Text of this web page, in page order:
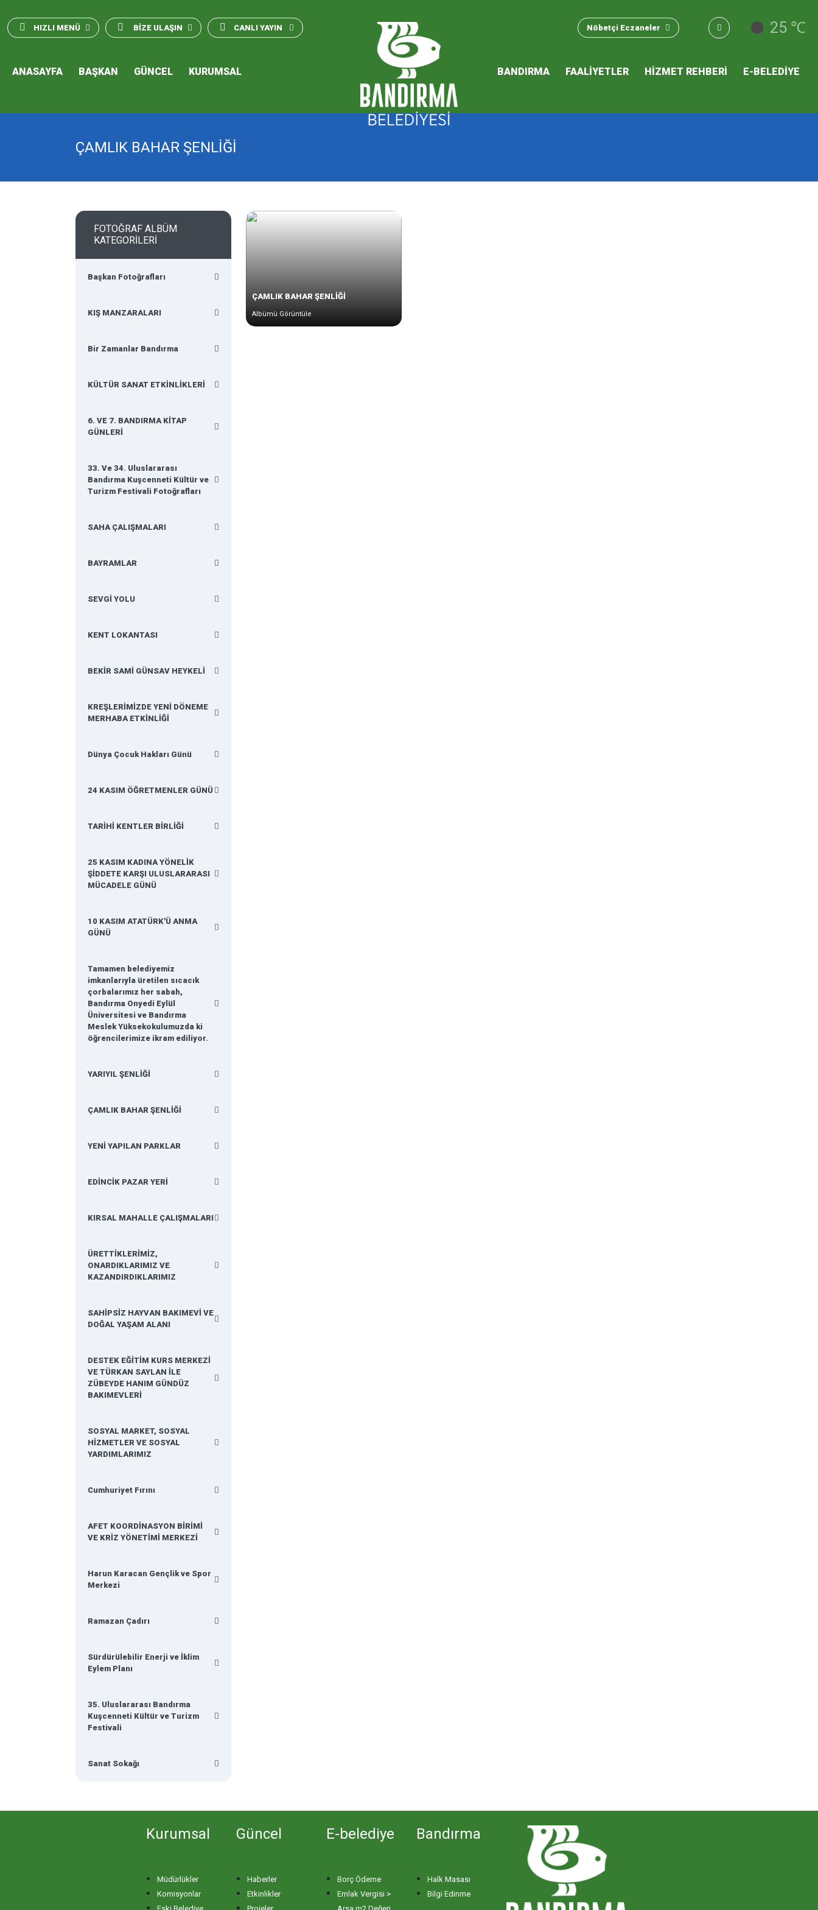
HIZLI MENÜ BİZE ULAŞIN CANLI YAYIN Nöbetçi Eczaneler 25 ℃
ANASAYFA BAŞKAN GÜNCEL KURUMSAL
2026 Performans Programı
BANDIRMA FAALİYETLER HİZMET REHBERİ E-BELEDİYE
ÇAMLIK BAHAR ŞENLİĞİ
FOTOĞRAF ALBÜM
KATEGORİLERİ
Başkan Fotoğrafları
KIŞ MANZARALARI
Bir Zamanlar Bandırma
KÜLTÜR SANAT ETKİNLİKLERİ
6. VE 7. BANDIRMA KİTAP
GÜNLERİ
33. Ve 34. Uluslararası
Bandırma Kuşcenneti Kültür ve
Turizm Festivali Fotoğrafları
SAHA ÇALIŞMALARI
BAYRAMLAR
SEVGİ YOLU
KENT LOKANTASI
BEKİR SAMİ GÜNSAV HEYKELİ
KREŞLERİMİZDE YENİ DÖNEME
MERHABA ETKİNLİĞİ
Dünya Çocuk Hakları Günü
24 KASIM ÖĞRETMENLER GÜNÜ
TARİHİ KENTLER BİRLİĞİ
25 KASIM KADINA YÖNELİK
ŞİDDETE KARŞI ULUSLARARASI
MÜCADELE GÜNÜ
10 KASIM ATATÜRK'Ü ANMA
GÜNÜ
Tamamen belediyemiz
imkanlarıyla üretilen sıcacık
çorbalarımız her sabah,
Bandırma Onyedi Eylül
Üniversitesi ve Bandırma
Meslek Yüksekokulumuzda ki
öğrencilerimize ikram ediliyor.
YARIYIL ŞENLİĞİ
ÇAMLIK BAHAR ŞENLİĞİ
YENİ YAPILAN PARKLAR
EDİNCİK PAZAR YERİ
KIRSAL MAHALLE ÇALIŞMALARI
ÜRETTİKLERİMİZ,
ONARDIKLARIMIZ VE
KAZANDIRDIKLARIMIZ
SAHİPSİZ HAYVAN BAKIMEVİ VE
DOĞAL YAŞAM ALANI
DESTEK EĞİTİM KURS MERKEZİ
VE TÜRKAN SAYLAN İLE
ZÜBEYDE HANIM GÜNDÜZ
BAKIMEVLERİ
SOSYAL MARKET, SOSYAL
HİZMETLER VE SOSYAL
YARDIMLARIMIZ
Cumhuriyet Fırını
AFET KOORDİNASYON BİRİMİ
VE KRİZ YÖNETİMİ MERKEZİ
Harun Karacan Gençlik ve Spor
Merkezi
Ramazan Çadırı
Sürdürülebilir Enerji ve İklim
Eylem Planı
35. Uluslararası Bandırma
Kuşcenneti Kültür ve Turizm
Festivali
Sanat Sokağı
ÇAMLIK BAHAR ŞENLİĞİ
Albümü Görüntüle
Kurumsal
Müdürlükler
Komisyonlar
Güncel
Haberler
Etkinlikler
E-belediye
Borç Ödeme
Emlak Vergisi >
Bandırma
Halk Masası
Bilgi Edinme